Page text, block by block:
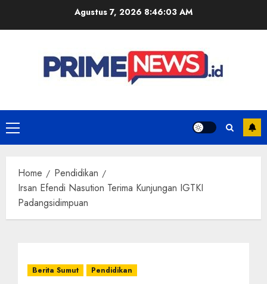
Agustus 7, 2026 8:46:03 AM
Primary
Menu
Home
Pendidikan
Irsan Efendi Nasution Terima Kunjungan IGTKI
Padangsidimpuan
Berita Sumut Pendidikan